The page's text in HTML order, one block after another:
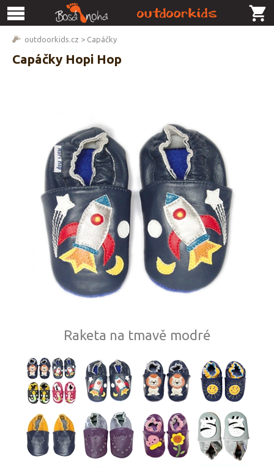
outdoorkids.cz > Capáčky
Capáčky Hopi Hop
Raketa na tmavě modré